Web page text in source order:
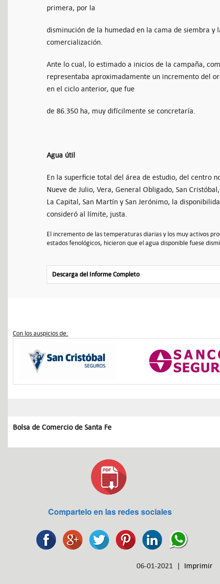
primera, por la
disminución de la humedad en la cama de siembra y
comercialización.
Ante lo cual, lo estimado a inicios de la campaña,
representaba aproximadamente un incremento del
en el ciclo anterior, que fue
de 86.350 ha, muy difícilmente se concretaría.
Agua útil
En la superficie total del área de estudio, del centro
Nueve de Julio, Vera, General Obligado, San
La Capital, San Martín y San Jerónimo, la
consideró al límite, justa.
El incremento de las temperaturas diarias y los muy activos
estados fenológicos, hicieron que el agua disponible fuese
Descarga del Informe Completo
Con los auspicios de:
Bolsa de Comercio de Santa Fe
Compartelo en las redes sociales
06-01-2021 | Imprimir